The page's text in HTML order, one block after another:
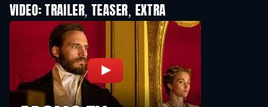
VIDEO: TRAILER, TEASER, EXTRA